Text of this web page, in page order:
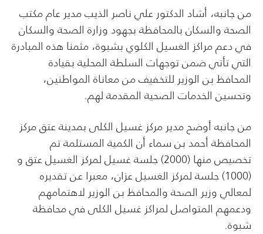
من جانبه، أشاد الدكتور علي ناصر الذيب مدير عام مكتب
الصحة والسكان بالمحافظة بجهود وزارة الصحة والسكان
في دعم مراكز الغسيل الكلوي بشبوة، مثمنا هذه المبادرة
التي تأتي ضمن توجهات السلطة المحلية بقيادة
المحافظ بن الوزير للتخفيف من معاناة المواطنين،
وتحسين الخدمات الصحية المقدمة لهم.
من جانبه أوضح مدير مركز غسيل الكلى بمدينة عتق مركز
المحافظة أحمد بن سماء أن الكمية المستلمة تم
تخصيص منها (2000) جلسة غسيل لمركز الغسيل عتق و
(1000) جلسة لمركز الغسيل عزان، معبرا عن تقديره
لمعالي وزير الصحة والمحافظ بن الوزير لاهتمامهم
ودعمهم المتواصل لمراكز غسيل الكلى في محافظة
شبوة.